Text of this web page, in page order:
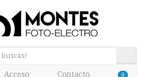
Acceso Contacto 0